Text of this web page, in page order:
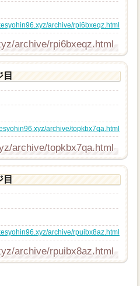
archive/rpi6bxeqz.html
archive/rpi6bxeqz.html
archive/topkbx7qa.html
archive/topkbx7qa.html
archive/rpuibx8az.html
archive/rpuibx8az.html